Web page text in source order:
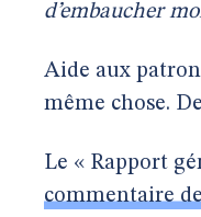
d’embaucher
Aide aux
même chose.
Le « Rapport
commentaire